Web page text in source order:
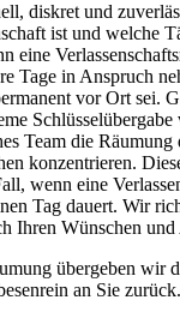
diskret und
ist und welche
eine
Tage in Anspruch
vor Ort sei.
Schlüsselübergabe
Team die
konzentrieren.
wenn eine
Tag dauert. Wir
Ihren Wünschen
übergeben wir
an Sie zurück.